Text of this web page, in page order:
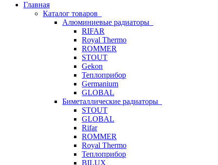
Главная
Каталог товаров
Алюминиевые радиаторы
RIFAR
Royal Thermo
ROMMER
STOUT
Gekon
Теплоприбор
Germanium
GLOBAL
Биметаллические радиаторы
STOUT
GLOBAL
Rifar
ROMMER
Royal Thermo
Теплоприбор
BILUX